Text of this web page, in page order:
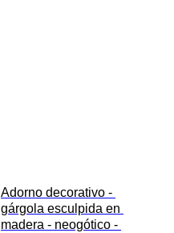
Adorno decorativo -
gárgola esculpida en
madera - neogótico -